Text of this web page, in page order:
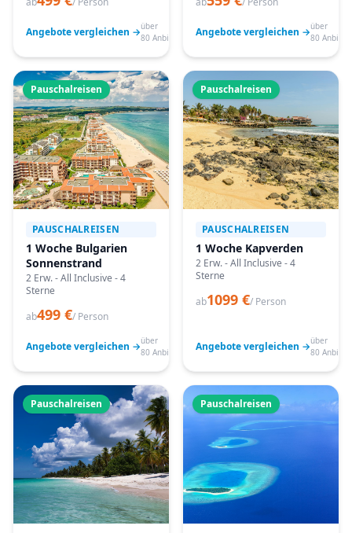
Angebote vergleichen →über
80 Anbieter
Angebote vergleichen →über
80
Pauschalreisen
PAUSCHALREISEN
1 Woche Bulgarien
Sonnenstrand
2 Erw. - All Inclusive - 4
Sterne
ab499 €/ Person
Angebote vergleichen →über
80 Anbieter
Pauschalreisen
PAUSCHALREISEN
1 Woche Kapverden
2 Erw. - All Inclusive - 4
Sterne
ab1099 €/ Person
Angebote vergleichen →über
80
Pauschalreisen Pauschalreisen